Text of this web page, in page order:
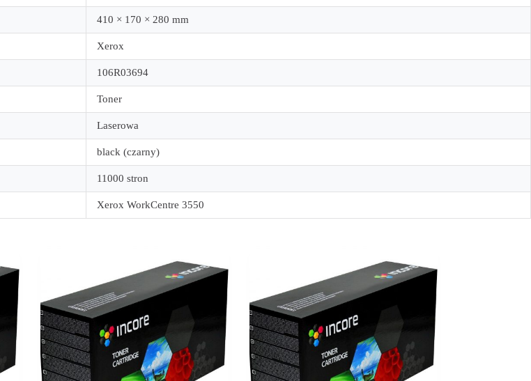
410 × 170 × 280 mm
Xerox
106R03694
Toner
Laserowa
black (czarny)
11000 stron
Xerox WorkCentre 3550